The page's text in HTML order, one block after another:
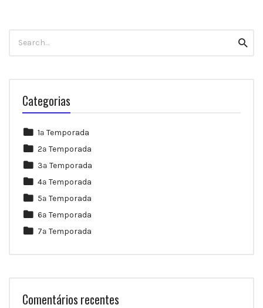
for:
Categorias
1ª Temporada
2ª Temporada
3ª Temporada
4ª Temporada
5ª Temporada
6ª Temporada
7ª Temporada
Comentários recentes